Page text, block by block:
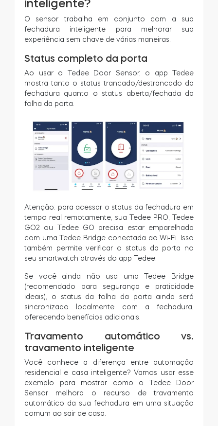
inteligente?
O sensor trabalha em conjunto com a sua
fechadura inteligente para melhorar sua
experiência sem chave de várias maneiras.
Status completo da porta
Ao usar o Tedee Door Sensor, o app Tedee
mostra tanto o status trancado/destrancado da
fechadura quanto o status aberta/fechada da
folha da porta.
Atenção: para acessar o status da fechadura em
tempo real remotamente, sua Tedee PRO, Tedee
GO2 ou Tedee GO precisa estar emparelhada
com uma Tedee Bridge conectada ao Wi-Fi. Isso
também permite verificar o status da porta no
seu smartwatch através do app Tedee.
Se você ainda não usa uma Tedee Bridge
(recomendado para segurança e praticidade
ideais), o status da folha da porta ainda será
sincronizado localmente com a fechadura,
oferecendo benefícios adicionais.
Travamento automático vs.
travamento inteligente
Você conhece a diferença entre automação
residencial e casa inteligente? Vamos usar esse
exemplo para mostrar como o Tedee Door
Sensor melhora o recurso de travamento
automático da sua fechadura em uma situação
comum ao sair de casa.